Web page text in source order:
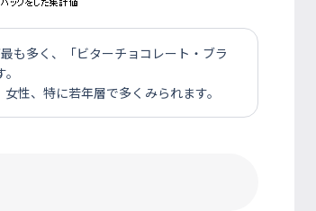
も多く、「ビターチョコレート・ブラ
性、特に若年層で多くみられます。